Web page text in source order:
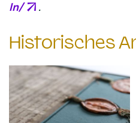
ln/
.
Historisches